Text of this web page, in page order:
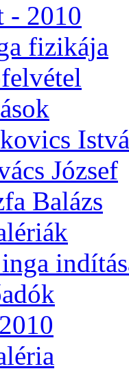
- 2010
fi­zi­ká­ja
Jó­zsef
Ba­lázs